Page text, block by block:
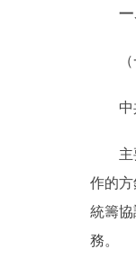
一
（一
中共
主要
作的
統籌
務。